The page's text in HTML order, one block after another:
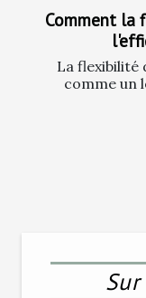
Comment la
La flexibilité
comme un